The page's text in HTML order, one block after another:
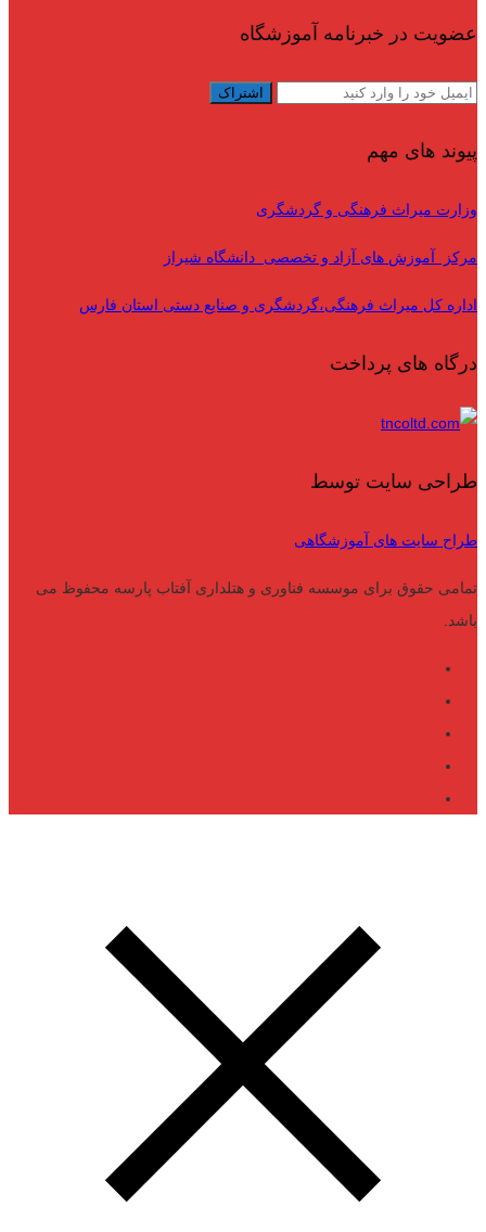
عضویت در خبرنامه آموزشگاه
پیوند های مهم
وزارت میراث فرهنگی و گردشگری
مرکز آموزش های آزاد و تخصصی دانشگاه شیراز
اداره کل میراث فرهنگی،گردشگری و صنایع دستی استان فارس
درگاه های پرداخت
طراحی سایت توسط
طراح سایت های آموزشگاهی
تمامی حقوق برای موسسه فناوری و هتلداری آفتاب پارسه محفوظ می
باشد.